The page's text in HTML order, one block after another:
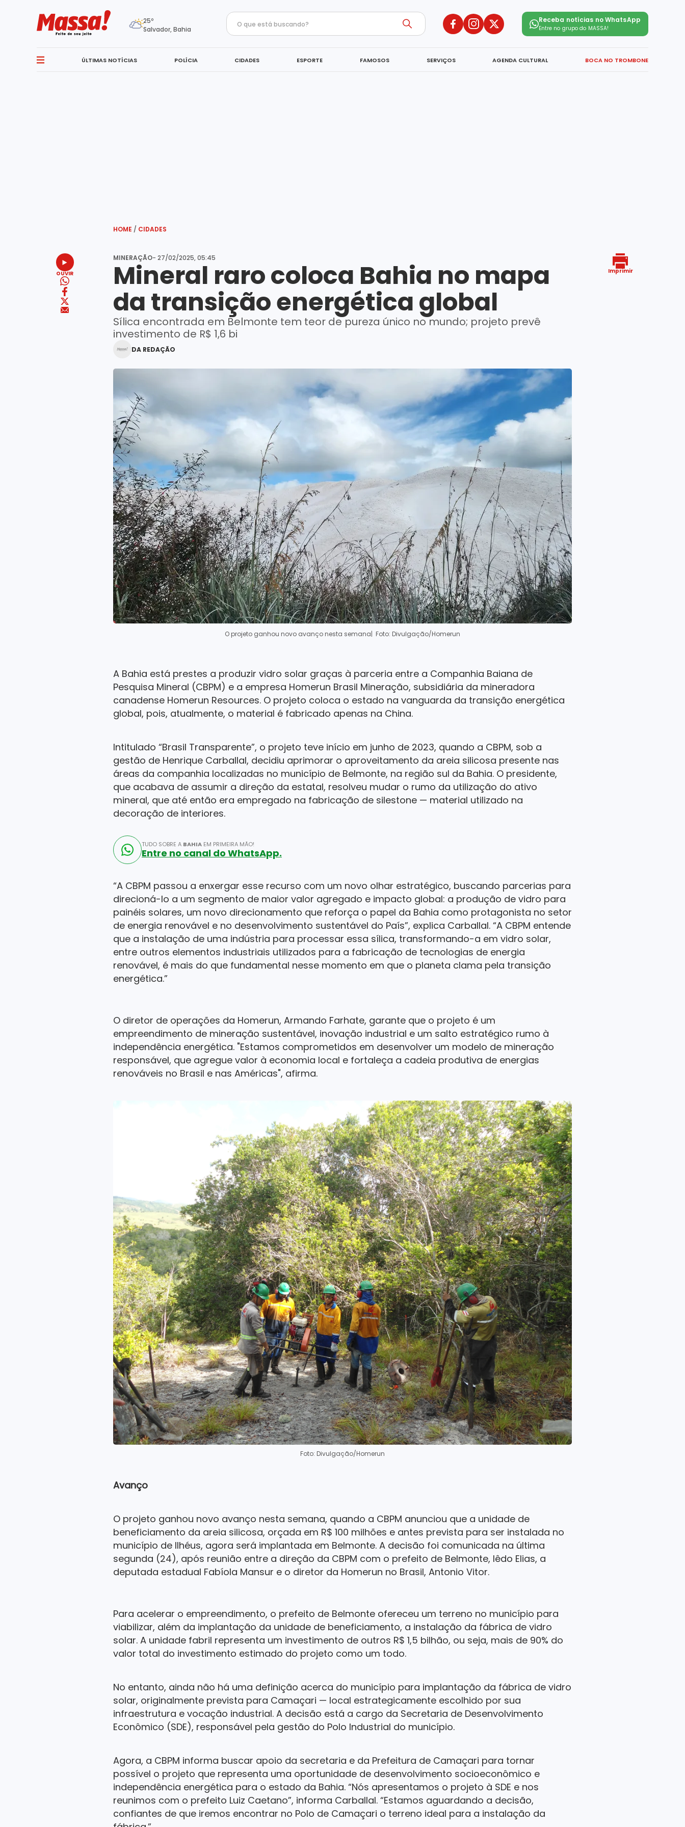
25º
Salvador, Bahia
Receba notícias no WhatsApp
Entre no grupo do MASSA!
ÚLTIMAS NOTÍCIAS POLÍCIA CIDADES ESPORTE FAMOSOS SERVIÇOS AGENDA CULTURAL BOCA NO TROMBONE
HOME / CIDADES
OUVIR
MINERAÇÃO- 27/02/2025, 05:45
Mineral raro coloca Bahia no mapa
da transição energética global
Sílica encontrada em Belmonte tem teor de pureza único no mundo; projeto prevê
investimento de R$ 1,6 bi
DA REDAÇÃO
O projeto ganhou novo avanço nesta semana| Foto: Divulgação/Homerun
A Bahia está prestes a produzir vidro solar graças à parceria entre a Companhia Baiana de
Pesquisa Mineral (CBPM) e a empresa Homerun Brasil Mineração, subsidiária da mineradora
canadense Homerun Resources. O projeto coloca o estado na vanguarda da transição energética
global, pois, atualmente, o material é fabricado apenas na China.
Intitulado “Brasil Transparente”, o projeto teve início em junho de 2023, quando a CBPM, sob a
gestão de Henrique Carballal, decidiu aprimorar o aproveitamento da areia silicosa presente nas
áreas da companhia localizadas no município de Belmonte, na região sul da Bahia. O presidente,
que acabava de assumir a direção da estatal, resolveu mudar o rumo da utilização do ativo
mineral, que até então era empregado na fabricação de silestone — material utilizado na
decoração de interiores.
TUDO SOBRE A BAHIA EM PRIMEIRA MÃO!
Entre no canal do WhatsApp.
“A CBPM passou a enxergar esse recurso com um novo olhar estratégico, buscando parcerias para
direcioná-lo a um segmento de maior valor agregado e impacto global: a produção de vidro para
painéis solares, um novo direcionamento que reforça o papel da Bahia como protagonista no setor
de energia renovável e no desenvolvimento sustentável do País”, explica Carballal. “A CBPM entende
que a instalação de uma indústria para processar essa sílica, transformando-a em vidro solar,
entre outros elementos industriais utilizados para a fabricação de tecnologias de energia
renovável, é mais do que fundamental nesse momento em que o planeta clama pela transição
energética.”
O diretor de operações da Homerun, Armando Farhate, garante que o projeto é um
empreendimento de mineração sustentável, inovação industrial e um salto estratégico rumo à
independência energética. "Estamos comprometidos em desenvolver um modelo de mineração
responsável, que agregue valor à economia local e fortaleça a cadeia produtiva de energias
renováveis no Brasil e nas Américas", afirma.
Foto: Divulgação/Homerun
Avanço
O projeto ganhou novo avanço nesta semana, quando a CBPM anunciou que a unidade de
beneficiamento da areia silicosa, orçada em R$ 100 milhões e antes prevista para ser instalada no
município de Ilhéus, agora será implantada em Belmonte. A decisão foi comunicada na última
segunda (24), após reunião entre a direção da CBPM com o prefeito de Belmonte, Iêdo Elias, a
deputada estadual Fabíola Mansur e o diretor da Homerun no Brasil, Antonio Vitor.
Para acelerar o empreendimento, o prefeito de Belmonte ofereceu um terreno no município para
viabilizar, além da implantação da unidade de beneficiamento, a instalação da fábrica de vidro
solar. A unidade fabril representa um investimento de outros R$ 1,5 bilhão, ou seja, mais de 90% do
valor total do investimento estimado do projeto como um todo.
No entanto, ainda não há uma definição acerca do município para implantação da fábrica de vidro
solar, originalmente prevista para Camaçari — local estrategicamente escolhido por sua
infraestrutura e vocação industrial. A decisão está a cargo da Secretaria de Desenvolvimento
Econômico (SDE), responsável pela gestão do Polo Industrial do município.
Agora, a CBPM informa buscar apoio da secretaria e da Prefeitura de Camaçari para tornar
possível o projeto que representa uma oportunidade de desenvolvimento socioeconômico e
independência energética para o estado da Bahia. “Nós apresentamos o projeto à SDE e nos
reunimos com o prefeito Luiz Caetano”, informa Carballal. “Estamos aguardando a decisão,
confiantes de que iremos encontrar no Polo de Camaçari o terreno ideal para a instalação da
Imprimir